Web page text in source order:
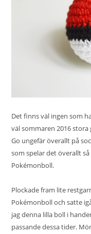
Det finns väl ingen som
väl sommaren 2016
Go ungefär överallt på
som spelar det överallt
Pokémonboll.
Plockade fram lite
Pokémonboll och satte
jag denna lilla boll i
passande dessa tider.